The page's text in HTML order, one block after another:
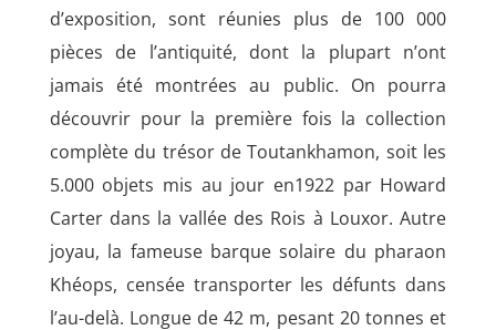
d’exposition, sont réunies plus de 100 000
pièces de l’antiquité, dont la plupart n’ont
jamais été montrées au public. On pourra
découvrir pour la première fois la collection
complète du trésor de Toutankhamon, soit les
5.000 objets mis au jour en1922 par Howard
Carter dans la vallée des Rois à Louxor. Autre
joyau, la fameuse barque solaire du pharaon
Khéops, censée transporter les défunts dans
l’au-delà. Longue de 42 m, pesant 20 tonnes et